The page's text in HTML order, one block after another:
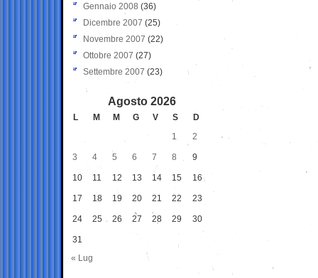
Gennaio 2008 (36)
Dicembre 2007 (25)
Novembre 2007 (22)
Ottobre 2007 (27)
Settembre 2007 (23)
Agosto 2026
L M M G V S
D
1
2
3 4 5 6 7 8 9
10 11 12 13 14 15 16
17 18 19 20 21 22 23
24 25 26 27 28 29 30
31
« Lug